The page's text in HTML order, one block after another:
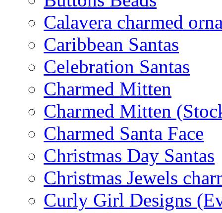
Calavera charmed
Caribbean Santas
Celebration Santas
Charmed Mitten
Charmed Mitten
Charmed Santa Face
Christmas Day Santas
Christmas Jewels
Curly Girl Designs